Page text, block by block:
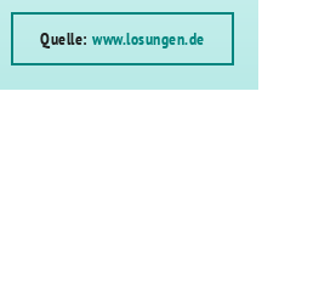
Quelle: www.losungen.de